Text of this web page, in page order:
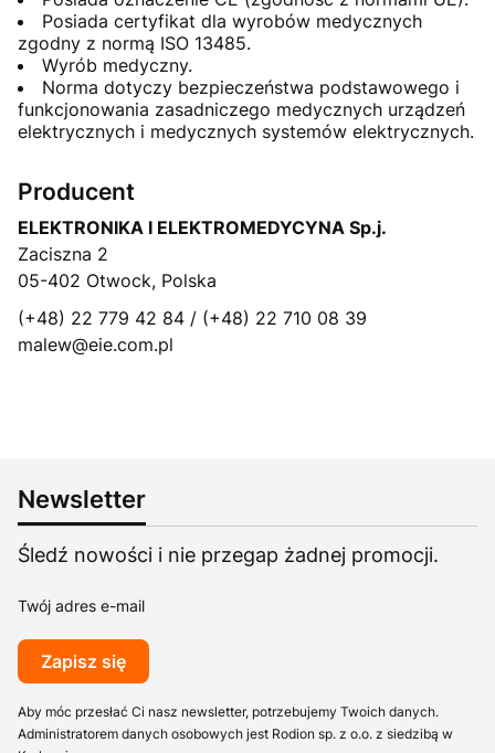
Posiada certyfikat dla wyrobów medycznych
zgodny z normą ISO 13485.
Wyrób medyczny.
Norma dotyczy bezpieczeństwa podstawowego i
funkcjonowania zasadniczego medycznych urządzeń
elektrycznych i medycznych systemów elektrycznych.
Producent
ELEKTRONIKA I ELEKTROMEDYCYNA Sp.j.
Zaciszna 2
05-402 Otwock, Polska
(+48) 22 779 42 84 / (+48) 22 710 08 39
malew@eie.com.pl
Newsletter
Śledź nowości i nie przegap żadnej promocji.
Twój adres e-mail
Zapisz się
Aby móc przesłać Ci nasz newsletter, potrzebujemy Twoich danych.
Administratorem danych osobowych jest Rodion sp. z o.o. z siedzibą w